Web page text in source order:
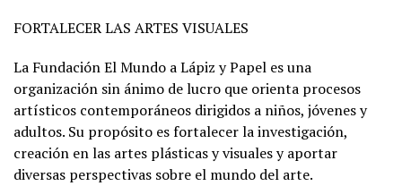
FORTALECER LAS ARTES VISUALES
La Fundación El Mundo a Lápiz y Papel es una
organización sin ánimo de lucro que orienta procesos
artísticos contemporáneos dirigidos a niños, jóvenes y
adultos. Su propósito es fortalecer la investigación,
creación en las artes plásticas y visuales y aportar
diversas perspectivas sobre el mundo del arte.